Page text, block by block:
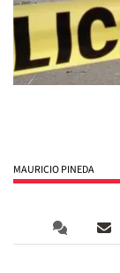
MAURICIO PINEDA